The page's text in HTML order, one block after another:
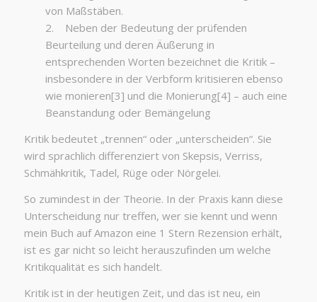
von Maßstäben.
2. Neben der Bedeutung der prüfenden
Beurteilung und deren Äußerung in
entsprechenden Worten bezeichnet die Kritik –
insbesondere in der Verbform kritisieren ebenso
wie monieren[3] und die Monierung[4] – auch eine
Beanstandung oder Bemängelung
Kritik bedeutet „trennen“ oder „unterscheiden“. Sie
wird sprachlich differenziert von Skepsis, Verriss,
Schmähkritik, Tadel, Rüge oder Nörgelei.
So zumindest in der Theorie. In der Praxis kann diese
Unterscheidung nur treffen, wer sie kennt und wenn
mein Buch auf Amazon eine 1 Stern Rezension erhält,
ist es gar nicht so leicht herauszufinden um welche
Kritikqualität es sich handelt.
Kritik ist in der heutigen Zeit, und das ist neu, ein